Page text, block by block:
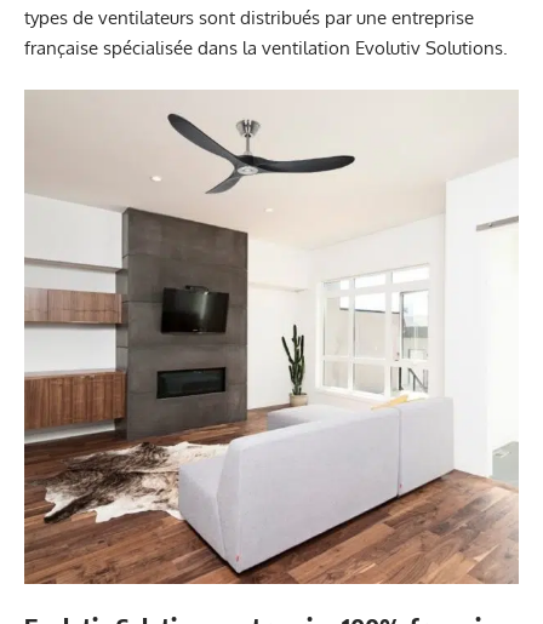
types de ventilateurs sont distribués par une entreprise
française spécialisée dans la ventilation Evolutiv Solutions.